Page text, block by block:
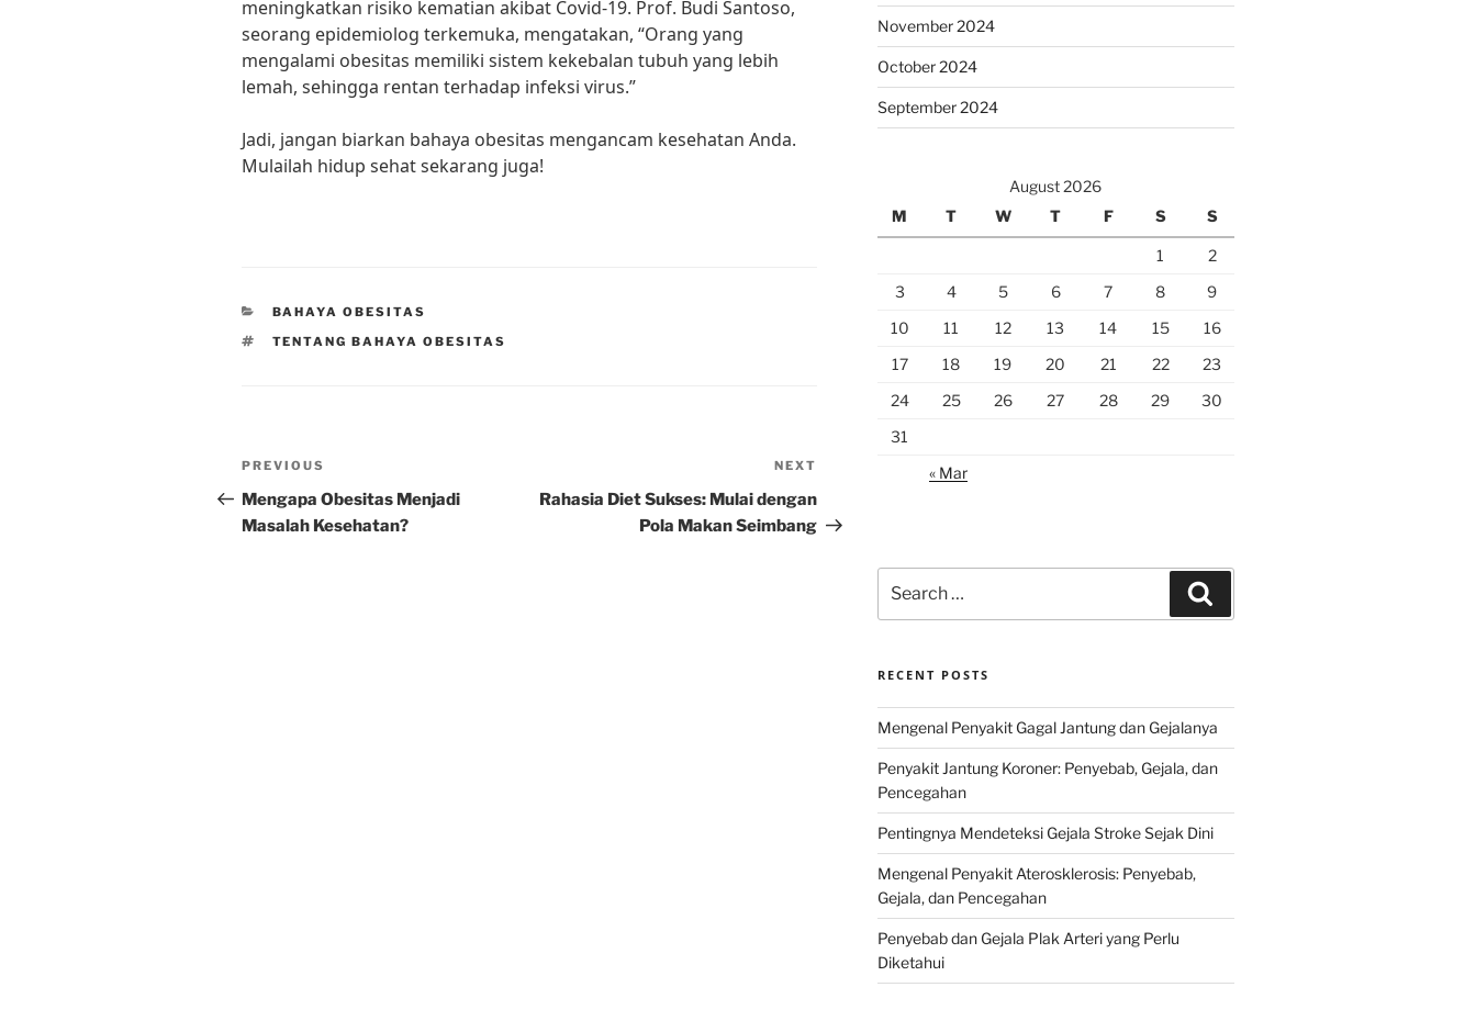
meningkatkan risiko kematian akibat Covid-19. Prof. Budi Santoso,
seorang epidemiolog terkemuka, mengatakan, “Orang yang
mengalami obesitas memiliki sistem kekebalan tubuh yang lebih
lemah, sehingga rentan terhadap infeksi virus.”
Jadi, jangan biarkan bahaya obesitas mengancam kesehatan Anda.
Mulailah hidup sehat sekarang juga!
CATEGORIES
BAHAYA OBESITAS
TAGS
TENTANG BAHAYA OBESITAS
Post
navigation
Previous
Post
PREVIOUS
Mengapa Obesitas Menjadi
Masalah Kesehatan?
Post
NEXT
Rahasia Diet Sukses: Mulai dengan
Pola Makan Seimbang
November 2024
October 2024
September 2024
August 2026
M
T W T F S S
1
2
3
4 5 6 7 8
9
10
11 12 13 14 15
16
17
18 19 20 21 22
23
24
25 26 27 28 29
30
31
« Mar
for:
RECENT POSTS
Mengenal Penyakit Gagal Jantung dan Gejalanya
Penyakit Jantung Koroner: Penyebab, Gejala, dan
Pencegahan
Pentingnya Mendeteksi Gejala Stroke Sejak Dini
Mengenal Penyakit Aterosklerosis: Penyebab,
Gejala, dan Pencegahan
Penyebab dan Gejala Plak Arteri yang Perlu
Diketahui